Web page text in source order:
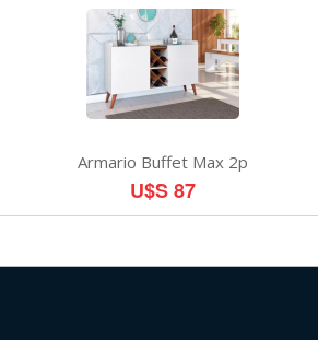
Armario Buffet Max 2p
U$S 87